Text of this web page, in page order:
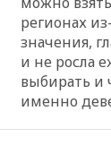
регионах
значения,
и не росла
выбирать и
именно